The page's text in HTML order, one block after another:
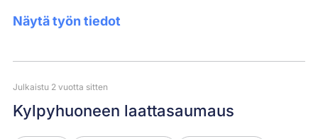
Näytä työn tiedot
Julkaistu 2 vuotta sitten
Kylpyhuoneen laattasaumaus